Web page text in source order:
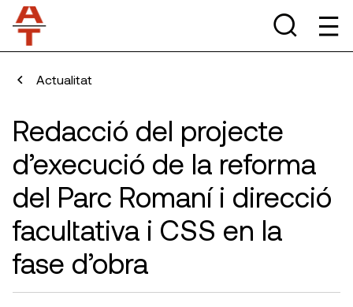
Actualitat
Redacció del projecte
d’execució de la reforma
del Parc Romaní i direcció
facultativa i CSS en la
fase d’obra